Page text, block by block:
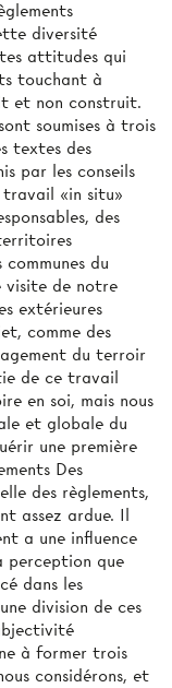
diversité
attitudes qui
touchant à
et non construit.
soumises à trois
textes des
par les conseils
travail «in situ»
des
du
visite de notre
extérieures
comme des
du terroir
de ce travail
en soi, mais nous
et globale du
une première
Des
des règlements,
assez ardue. Il
a une influence
que
dans les
division de ces
à former trois
considérons, et